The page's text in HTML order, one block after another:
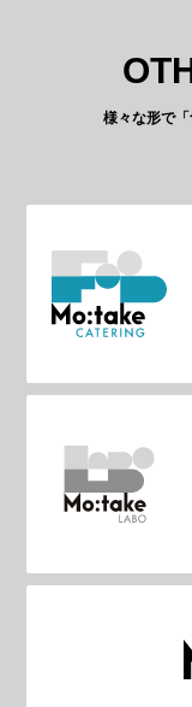
様々な形で「